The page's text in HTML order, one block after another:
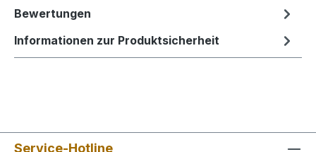
Bewertungen
Informationen zur Produktsicherheit
Service-Hotline